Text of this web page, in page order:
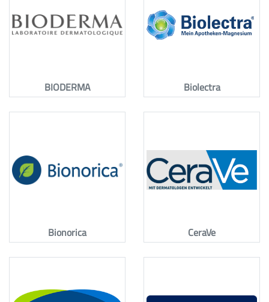
BIODERMA Biolectra
Bionorica CeraVe